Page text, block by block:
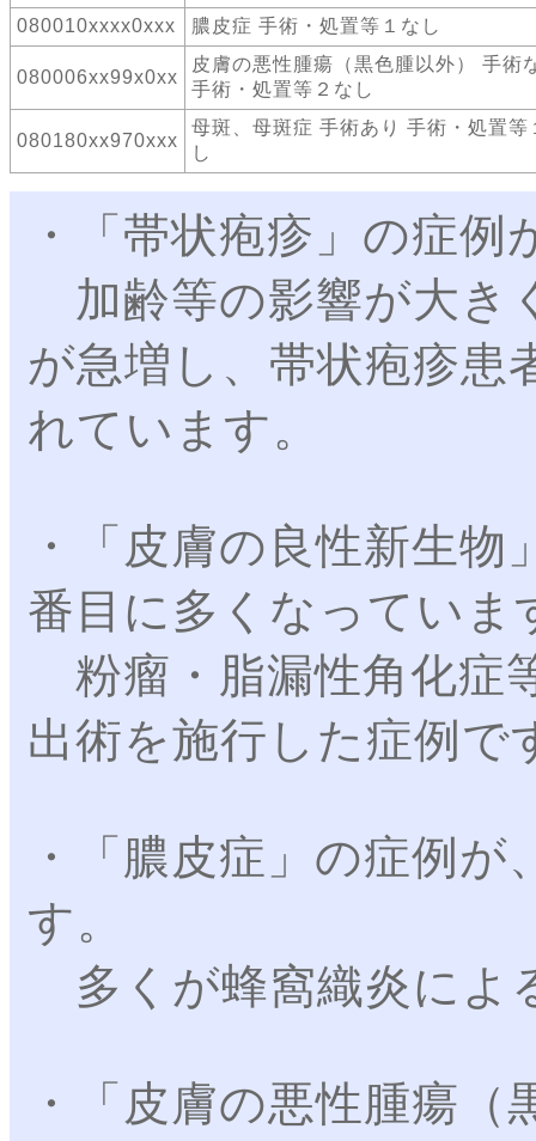
080010xxxx0xxx
膿皮症 手術・処置等１なし
080006xx99x0xx
皮膚の悪性腫瘍（黒色腫以外） 手術
手術・処置等２なし
080180xx970xxx
母斑、母斑症 手術あり 手術・処置等
し
・「帯状疱疹」の症
加齢等の影響が大き
が急増し、帯状疱疹患
れています。
・「皮膚の良性新生
番目に多くなっていま
粉瘤・脂漏性角化症
出術を施行した症例で
・「膿皮症」の症例
す。
多くが蜂窩織炎によ
・「皮膚の悪性腫瘍